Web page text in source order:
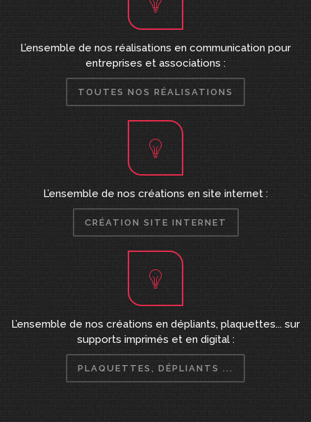
L’ensemble de nos réalisations en communication pour
entreprises et associations :
TOUTES NOS RÉALISATIONS
L’ensemble de nos créations en site internet :
CRÉATION SITE INTERNET
L’ensemble de nos créations en dépliants, plaquettes... sur
supports imprimés et en digital :
PLAQUETTES, DÉPLIANTS ...